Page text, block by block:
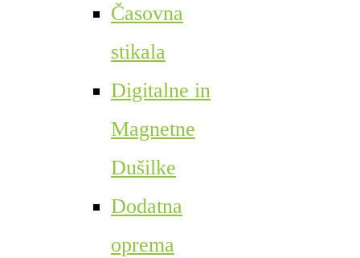
Časovna
stikala
Digitalne in
Magnetne
Dušilke
Dodatna
oprema